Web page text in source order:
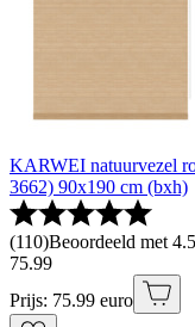
KARWEI natuurvezel
3662) 90x190 cm (bxh)
(110)Beoordeeld met
75.99
Prijs: 75.99 euro